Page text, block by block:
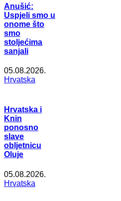
Anušić:
Uspjeli smo u
onome što
smo
stoljećima
sanjali
05.08.2026.
Hrvatska
Hrvatska i
Knin
ponosno
slave
obljetnicu
Oluje
05.08.2026.
Hrvatska